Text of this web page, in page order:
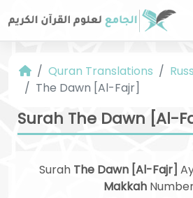
Quran Translations
The Dawn [Al-Fajr]
Surah The Dawn [Al-
Surah The Dawn [Al-Fajr]
Makkah